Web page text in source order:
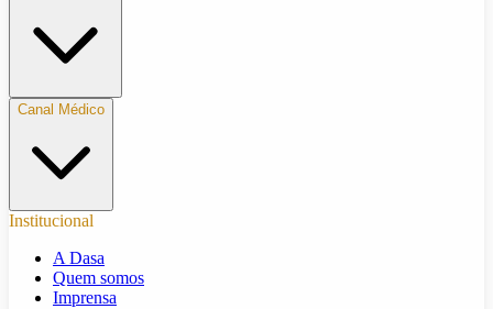
Canal Médico
Institucional
A Dasa
Quem somos
Imprensa